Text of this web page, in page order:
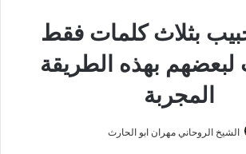
بثلاث كلمات فقط
لبعضهم بهذه الطريقة
المجربة
الشيخ الروحاني مهران ابو الحارث